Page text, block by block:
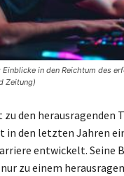
Einblicke in den Reichtum des
Zeitung)
den herausragenden
in den letzten Jahren
entwickelt. Seine
zu einem